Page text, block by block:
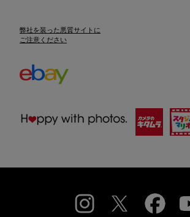
弊社を装った悪質サイトに
ご注意ください